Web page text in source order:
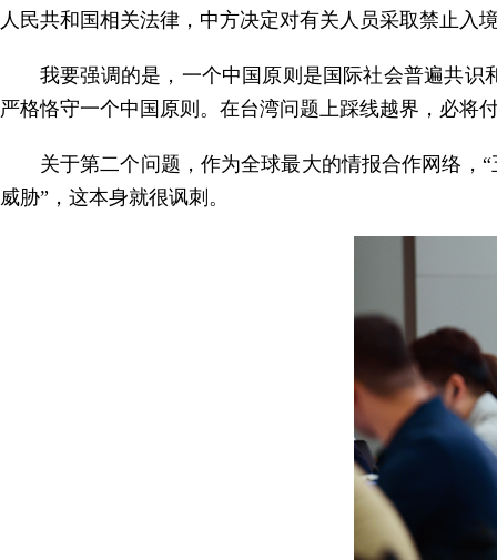
人民共和国相关法律，中方决定对有关人员采取禁止入
我要强调的是，一个中国原则是国际社会普遍共
严格恪守一个中国原则。在台湾问题上踩线越界，必将
关于第二个问题，作为全球最大的情报合作网络，
威胁”，这本身就很讽刺。